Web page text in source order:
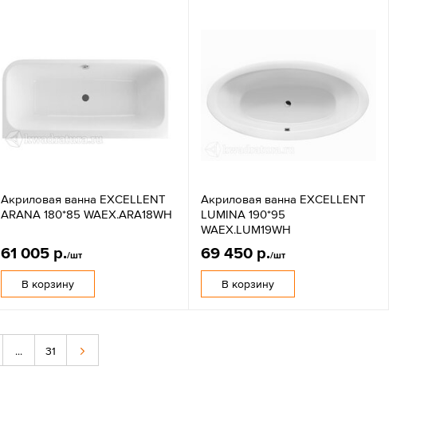
Акриловая ванна EXCELLENT
ARANA 180*85 WAEX.ARA18WH
61 005 р./шт
В корзину
Акриловая ванна EXCELLENT
LUMINA 190*95
WAEX.LUM19WH
69 450 р./шт
В корзину
... 31